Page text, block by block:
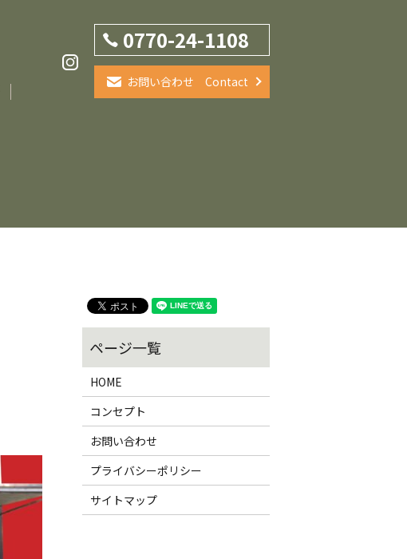
0770-24-1108
お問い合わせ Contact
HOME
コンセプト
お問い合わせ
プライバシーポリシー
サイトマップ